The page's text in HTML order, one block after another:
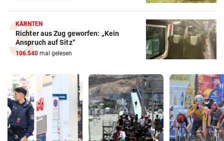
KÄRNTEN
Richter aus Zug geworfen: „Kein
Anspruch auf Sitz“
106.540 mal gelesen